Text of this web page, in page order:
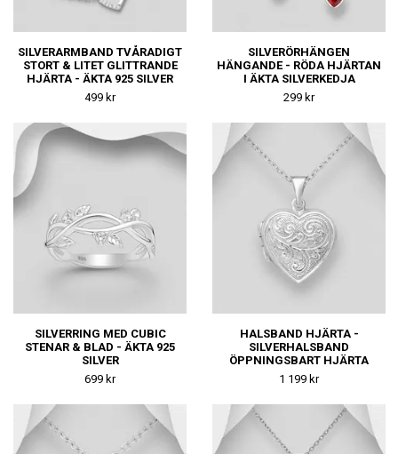
SILVERARMBAND TVÅRADIGT
STORT & LITET GLITTRANDE
HJÄRTA - ÄKTA 925 SILVER
499 kr
SILVERÖRHÄNGEN
HÄNGANDE - RÖDA HJÄRTAN
I ÄKTA SILVERKEDJA
299 kr
SILVERRING MED CUBIC
STENAR & BLAD - ÄKTA 925
SILVER
699 kr
HALSBAND HJÄRTA -
SILVERHALSBAND
ÖPPNINGSBART HJÄRTA
1 199 kr